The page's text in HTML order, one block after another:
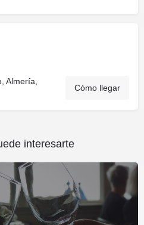
Almería,
Cómo llegar
interesarte